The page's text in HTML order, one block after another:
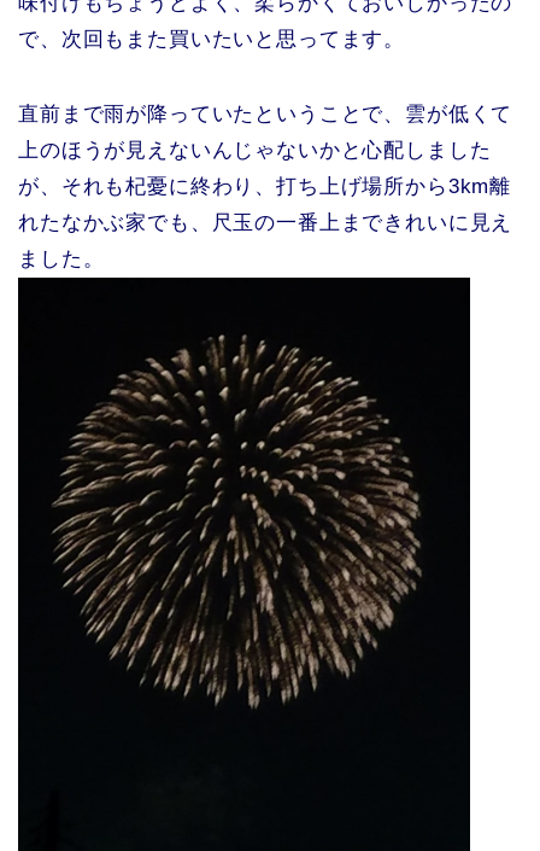
で、次回もまた買いたいと思ってます。
直前まで雨が降っていたということで、雲が低くて
上のほうが見えないんじゃないかと心配しました
が、それも杞憂に終わり、打ち上げ場所から3km離
れたなかぶ家でも、尺玉の一番上まできれいに見え
ました。